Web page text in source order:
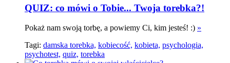
QUIZ: co mówi o Tobie... Twoja torebka?!
Pokaż nam swoją torbę, a powiemy Ci, kim jesteś! :) »
Tagi: damska torebka, kobiecość, kobieta, psychologia,
psychotest, quiz, torebka